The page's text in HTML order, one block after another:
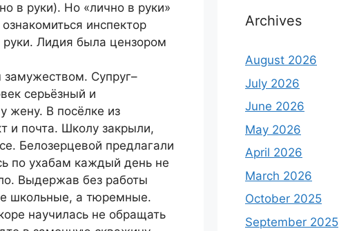
в руки). Но «лично в руки»
инспектор
Лидия была цензором
замужеством. Супруг–
серьёзный и
жену. В посёлке из
и почта. Школу закрыли,
Белозерцевой предлагали
по ухабам каждый день не
Выдержав без работы
школьные, а тюремные.
научилась не обращать
Archives
August 2026
July 2026
June 2026
May 2026
April 2026
March 2026
October 2025
September 2025